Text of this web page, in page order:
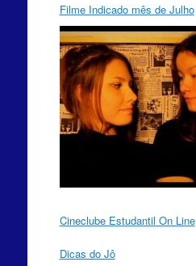
Filme Indicado mês de Julho
Cineclube Estudantil On Line
Dicas do Jô